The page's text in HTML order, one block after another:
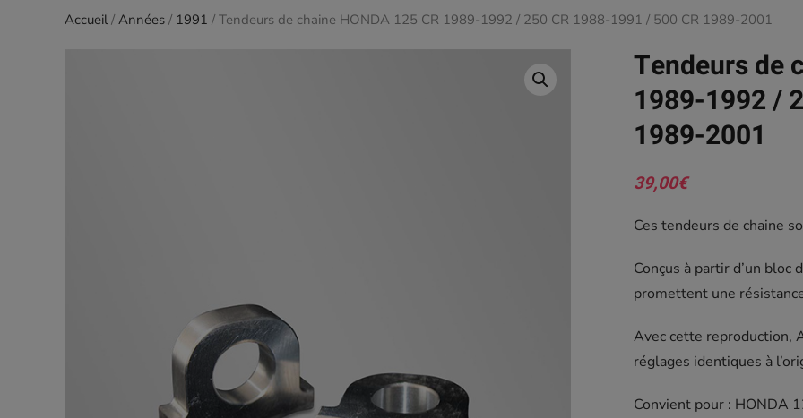
Accueil/ Années / 1991 / Tendeurs de chaine HONDA 125 CR 1989-1992 / 250 CR 1988-1991 / 500 CR 1989-2001
Tendeurs de
1989-1992 /
1989-2001
39,00€
Ces tendeurs de chaine
Conçus à partir d’un bloc
promettent une
Avec cette reproduction,
réglages identiques à
Convient pour : HONDA